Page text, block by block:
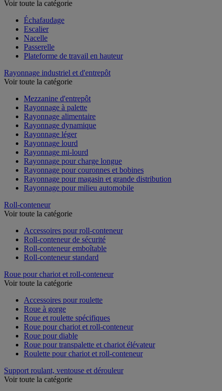
Voir toute la catégorie
Échafaudage
Escalier
Nacelle
Passerelle
Plateforme de travail en hauteur
Rayonnage industriel et d'entrepôt
Voir toute la catégorie
Mezzanine d'entrepôt
Rayonnage à palette
Rayonnage alimentaire
Rayonnage dynamique
Rayonnage léger
Rayonnage lourd
Rayonnage mi-lourd
Rayonnage pour charge longue
Rayonnage pour couronnes et bobines
Rayonnage pour magasin et grande distribution
Rayonnage pour milieu automobile
Roll-conteneur
Voir toute la catégorie
Accessoires pour roll-conteneur
Roll-conteneur de sécurité
Roll-conteneur emboîtable
Roll-conteneur standard
Roue pour chariot et roll-conteneur
Voir toute la catégorie
Accessoires pour roulette
Roue à gorge
Roue et roulette spécifiques
Roue pour chariot et roll-conteneur
Roue pour diable
Roue pour transpalette et chariot élévateur
Roulette pour chariot et roll-conteneur
Support roulant, ventouse et dérouleur
Voir toute la catégorie